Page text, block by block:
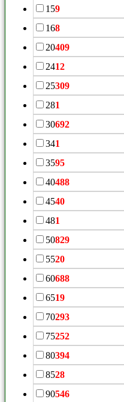
159
168
20409
2412
25309
281
30692
341
3595
40488
4540
481
50829
5520
60688
6519
70293
75252
80394
8528
90546